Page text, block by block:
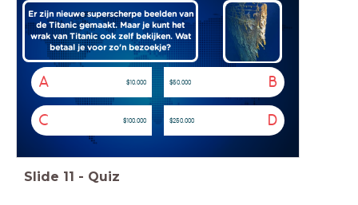
Er zijn nieuwe superscherpe beelden van
de Titanic gemaakt. Maar je kunt het
wrak van Titanic ook zelf bekijken. Wat
betaal je voor zo'n bezoekje?
A $10.000 B
$50.000
C $100.000 D
$250.000
Slide 11 - Quiz